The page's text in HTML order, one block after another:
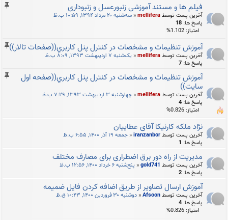
فیلم ها و مستند آموزشی زنبورعسل و زنبوداری
آخرین پست توسطmellifera
«سه‌شنبه ۲۰ مرداد ۱۳۹۴, ۱۰:۵۹ ب.ظ
پاسخ ها: 18
امتیاز: 1.102%
آموزش تنظيمات و مشخصات در كنترل پنل كاربري((صفحات تالار))
آخرین پست توسطmellifera
« یک‌شنبه ۷ اردیبهشت ۱۳۹۳, ۸:۰۹ ب.ظ
پاسخ ها: 7
آموزش تنظيمات و مشخصات در كنترل پنل كاربري((صفحه اول
سايت))
آخرین پست توسطmellifera
«چهارشنبه ۳ اردیبهشت ۱۳۹۳, ۷:۲۹ ب.ظ
پاسخ ها: 4
امتیاز: 0.826%
نژاد ملکه کارنیکا آقای عطاییان
آخرین پست توسطiranzanbor
«جمعه ۱۹ آذر ۱۴۰۰, ۶:۵۵ ب.ظ
پاسخ ها: 1
مدیریت از راه دور برق اضطراری برای مصارف مختلف
آخرین پست توسط gold741
« پنج‌شنبه ۶ خرداد ۱۴۰۰, ۱۲:۵۶ ب.ظ
پاسخ ها: 2
آموزش ارسال تصاوير از طریق اضافه کردن فایل ضمیمه
آخرین پست توسطAfsoon
«دوشنبه ۳۰ فروردین ۱۴۰۰, ۱۰:۴۳ ق.ظ
پاسخ ها: 4
امتیاز: 0.826%